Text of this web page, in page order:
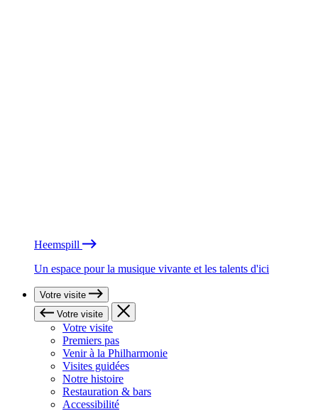
Heemspill
Un espace pour la musique vivante et les talents d'ici
Votre visite
Votre visite
Votre visite
Premiers pas
Venir à la Philharmonie
Visites guidées
Notre histoire
Restauration & bars
Accessibilité